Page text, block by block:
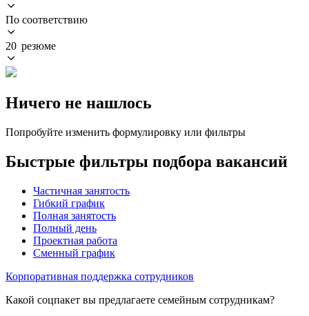
По соответствию
20 резюме
Ничего не нашлось
Попробуйте изменить формулировку или фильтры
Быстрые фильтры подбора вакансий
Частичная занятость
Гибкий график
Полная занятость
Полный день
Проектная работа
Сменный график
Корпоративная поддержка сотрудников
Какой соцпакет вы предлагаете семейным сотрудникам?